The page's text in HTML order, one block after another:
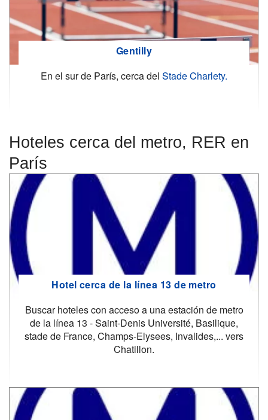
Gentilly
En el sur de París, cerca del Stade Charlety.
Hoteles cerca del metro, RER en
París
Hotel cerca de la línea 13 de metro
Buscar hoteles con acceso a una estación de metro
de la línea 13 - Saint-Denis Université, Basilique,
stade de France, Champs-Elysees, Invalides,... vers
Chatillon.